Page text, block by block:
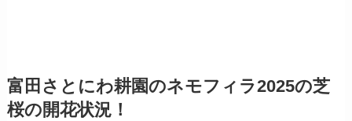
富田さとにわ耕園のネモフィラ2025の芝
桜の開花状況！